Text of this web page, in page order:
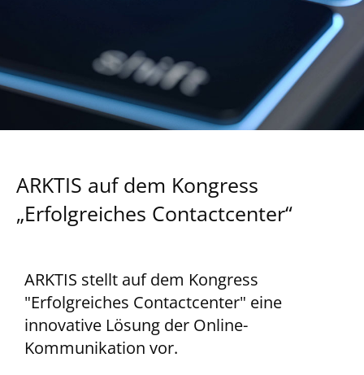
ARKTIS auf dem Kongress
„Erfolgreiches Contactcenter“
ARKTIS stellt auf dem Kongress
"Erfolgreiches Contactcenter" eine
innovative Lösung der Online-
Kommunikation vor.